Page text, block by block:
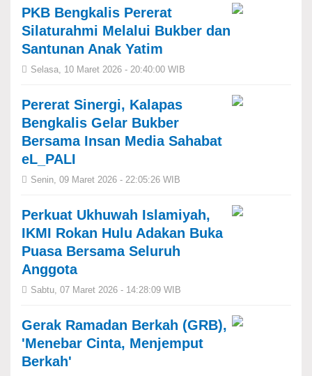
PKB Bengkalis Pererat
Silaturahmi Melalui Bukber dan
Santunan Anak Yatim
Selasa, 10 Maret 2026 - 20:40:00 WIB
Pererat Sinergi, Kalapas
Bengkalis Gelar Bukber
Bersama Insan Media Sahabat
eL_PALI
Senin, 09 Maret 2026 - 22:05:26 WIB
Perkuat Ukhuwah Islamiyah,
IKMI Rokan Hulu Adakan Buka
Puasa Bersama Seluruh
Anggota
Sabtu, 07 Maret 2026 - 14:28:09 WIB
Gerak Ramadan Berkah (GRB),
'Menebar Cinta, Menjemput
Berkah'